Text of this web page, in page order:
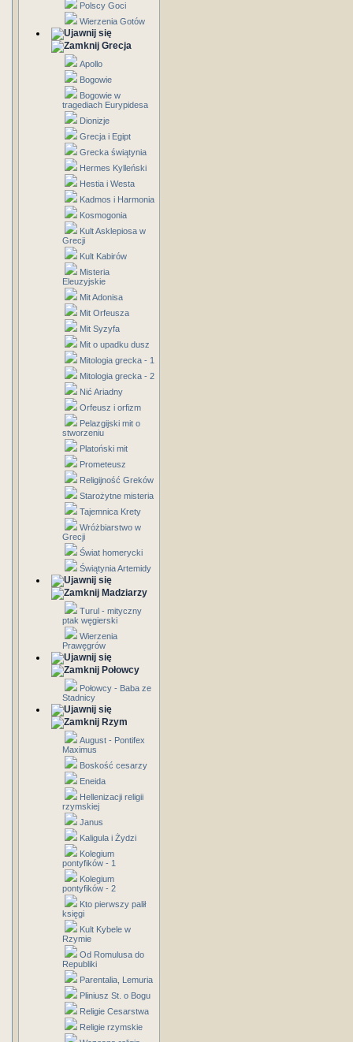
Polscy Goci
Wierzenia Gotów
Grecja
Apollo
Bogowie
Bogowie w
tragediach Eurypidesa
Dionizje
Grecja i Egipt
Grecka świątynia
Hermes Kylleński
Hestia i Westa
Kadmos i Harmonia
Kosmogonia
Kult Asklepiosa w
Grecji
Kult Kabirów
Misteria
Eleuzyjskie
Mit Adonisa
Mit Orfeusza
Mit Syzyfa
Mit o upadku dusz
Mitologia grecka - 1
Mitologia grecka - 2
Nić Ariadny
Orfeusz i orfizm
Pelazgijski mit o
stworzeniu
Platoński mit
Prometeusz
Religijność Greków
Starożytne misteria
Tajemnica Krety
Wróżbiarstwo w
Grecji
Świat homerycki
Świątynia Artemidy
Madziarzy
Turul - mityczny
ptak węgierski
Wierzenia
Prawęgrów
Połowcy
Połowcy - Baba ze
Stadnicy
Rzym
August - Pontifex
Maximus
Boskość cesarzy
Eneida
Hellenizacji religii
rzymskiej
Janus
Kaligula i Żydzi
Kolegium
pontyfików - 1
Kolegium
pontyfików - 2
Kto pierwszy palił
księgi
Kult Kybele w
Rzymie
Od Romulusa do
Republiki
Parentalia, Lemuria
Pliniusz St. o Bogu
Religie Cesarstwa
Religie rzymskie